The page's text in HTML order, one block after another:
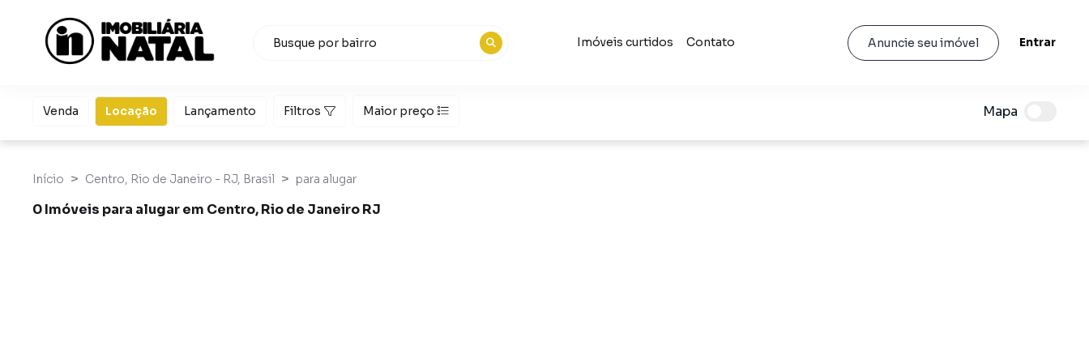
Imóveis curtidos Contato Anuncie seu imóvel Entrar
Venda Locação Lançamento Filtros Maior preço Mapa
Início Centro, Rio de Janeiro - RJ, Brasil para alugar
0 Imóveis para alugar em Centro, Rio de Janeiro RJ